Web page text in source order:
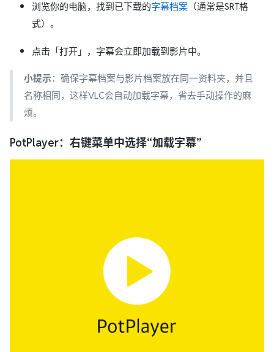
浏览你的电脑，找到已下载的字幕档案 （通常是SRT格
式）。
点击「打开」，字幕会立即加载到影片中。
小提示：确保字幕档案与影片档案放在同一资料夹，并且
名称相同，这样VLC会自动加载字幕，省去手动操作的麻
烦。
PotPlayer：右键菜单中选择“加载字幕”